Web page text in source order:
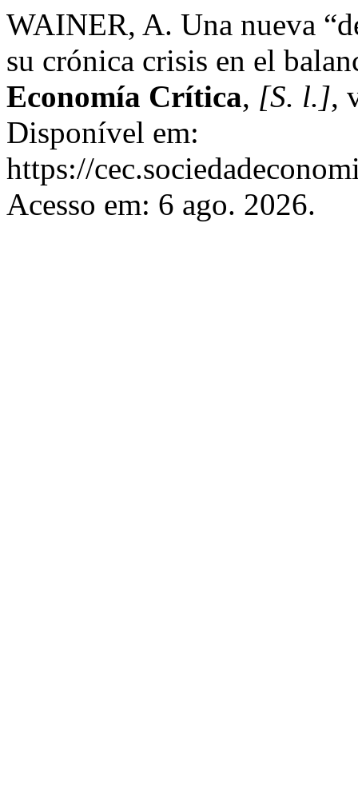
WAINER, A. Una nueva
su crónica crisis en el
Economía Crítica, [S. l.],
Disponível em:
https://
Acesso em: 6 ago. 2026.